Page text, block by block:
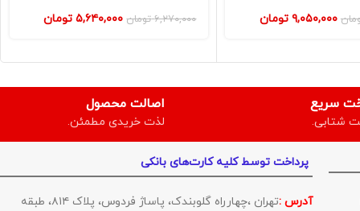
۹,۰۵۰,۰۰۰ تومان ۶,۲۷۰,۰۰۰ تومان ۵,۶۴۰,۰۰۰ تومان
سریع
شتابی.
اصالت محصول
لذت خریدی مطمئن.
پرداخت توسط کلیه کارت‌های بانکی
آدرس :
تهران ،چهارراه گلوبندک، پاساژ فردوس، پلاک ۸۱۴، طبقه